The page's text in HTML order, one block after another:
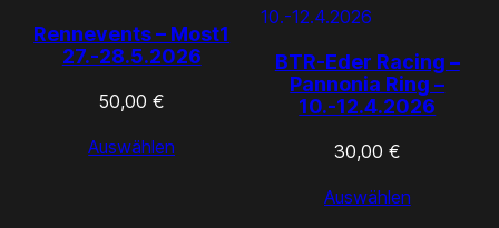
Rennevents – Most1
27.-28.5.2026
50,00€
Auswählen
BTR-Eder Racing –
Pannonia Ring –
10.-12.4.2026
30,00 €
Auswählen